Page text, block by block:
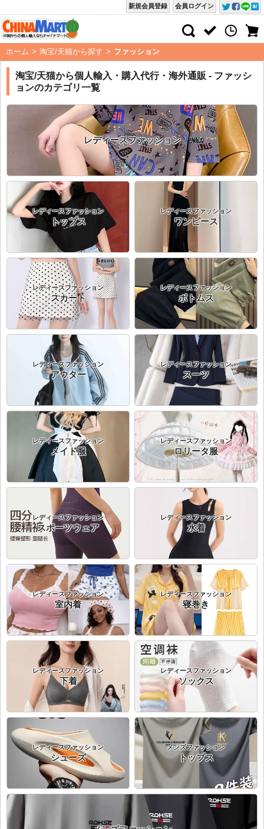
会員ログイン
新規会員登録
ホーム > 淘宝/天猫から探す > ファッション
淘宝/天猫から個人輸入・購入代行・海外通販 - ファッシ
ョンのカテゴリ一覧
レディースファッション
レディースファッション
トップス
レディースファッション
ワンピース
レディースファッション
スカート
レディースファッション
ボトムス
レディースファッション
アウター
レディースファッション
スーツ
レディースファッション
メイド服
レディースファッション
ロリータ服
レディースファッション
スポーツウェア
レディースファッション
水着
レディースファッション
室内着
レディースファッション
寝巻き
レディースファッション
下着
レディースファッション
ソックス
レディースファッション
シューズ
メンズファッション
トップス